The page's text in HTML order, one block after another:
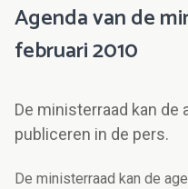
Agenda van de
februari 2010
De ministerraad kan de
publiceren in de pers.
De ministerraad kan de